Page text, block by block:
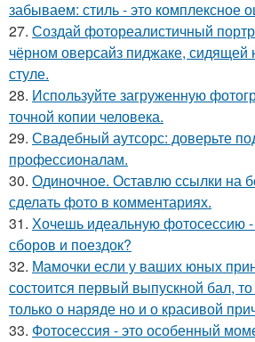
забываем: стиль - это комплексное
27. Создай фотореалистичный
чёрном оверсайз пиджаке, сидящей
стуле.
28. Используйте загруженную
точной копии человека.
29. Свадебный аутсорс: доверьте
профессионалам.
30. Одиночное. Оставлю ссылки на
сделать фото в комментариях.
31. Хочешь идеальную фотосессию -
сборов и поездок?
32. Мамочки если у ваших юных
состоится первый выпускной бал,
только о наряде но и о красивой
33. Фотосессия - это особенный